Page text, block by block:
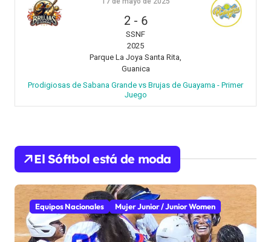
2 - 6
SSNF
2025
Parque La Joya Santa Rita,
Guanica
Prodigiosas de Sabana Grande vs Brujas de Guayama - Primer
Juego
El Sóftbol está de moda
Equipos Nacionales Mujer Junior / Junior Women